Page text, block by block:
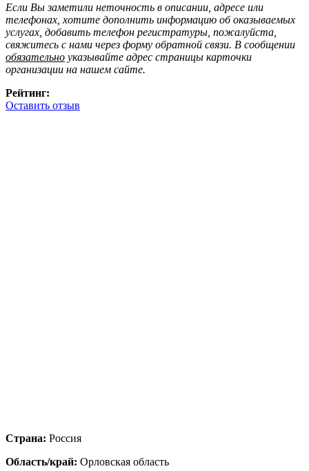
Если Вы заметили неточность в описании, адресе или
телефонах, хотите дополнить информацию об оказываемых
услугах, добавить телефон регистратуры, пожалуйста,
свяжитесь с нами через форму обратной связи. В сообщении
обязательно указывайте адрес страницы карточки
организации на нашем сайте.
Рейтинг:
Оставить отзыв
Страна: Россия
Область/край: Орловская область